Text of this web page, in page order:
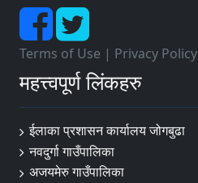
Terms of Use | Privacy Policy
महत्त्वपूर्ण लिंकहरु
ईलाका प्रशासन कार्यालय जोगबुढा
नवदुर्गा गाउँपालिका
अजयमेरु गाउँपालिका